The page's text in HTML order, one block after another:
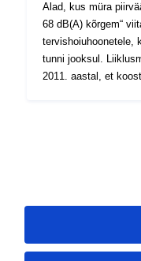
Alad, kus müra
68 dB(A) kõrgem“
tervishoiuhoonetele,
tunni jooksul. Liiklusmüra andmed, mille SEEF edastas
2011. aastal, et